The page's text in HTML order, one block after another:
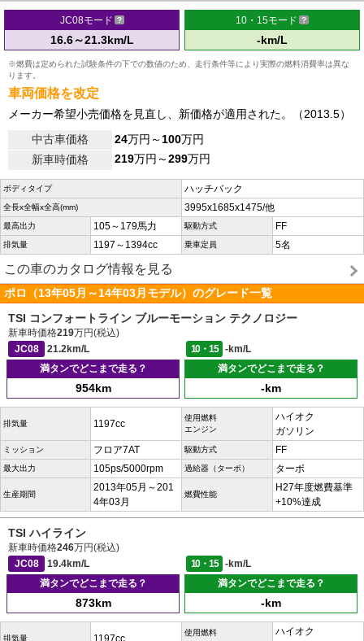
JC08モード
16.6～21.3km/L
10・15モード
-km/L
※燃費は定められた試験条件の下での数値のため、走行条件等により実際の燃料消費率は異な
ります。
車両価格を改定
メーカー希望小売価格を見直し、新価格が適用された。（2013.5）
中古車価格
24万円～100万円
新車時価格
219万円～299万円
ボディタイプ ハッチバック
全長x全幅x全高(mm) 3995x1685x1475/他
最高出力 105～179馬力 駆動方式 FF
排気量 1197～1394cc 乗車定員 5名
この車のカタログ情報を見る
ポロ（13年05月～14年03月モデル）のグレード一覧
TSI コンフォートライン ブルーモーション テクノロジー
新車時価格219万円(税込)
JC08
21.2km/L 10・15
-km/L
満タンでどこまで走る？
954km
満タンでどこまで走る？
-km
排気量 1197cc
使用燃料
エンジン
ハイオク
ガソリン
ミッション フロア7AT 駆動方式 FF
最大出力 105ps/5000rpm 過給器（ターボ） ターボ
生産期間
2013年05月～201
4年03月
燃費性能
H27年度燃費基準
+10%達成
TSI ハイライン
新車時価格246万円(税込)
JC08
19.4km/L 10・15
-km/L
満タンでどこまで走る？
873km
満タンでどこまで走る？
-km
排気量
使用燃料
ハイオク